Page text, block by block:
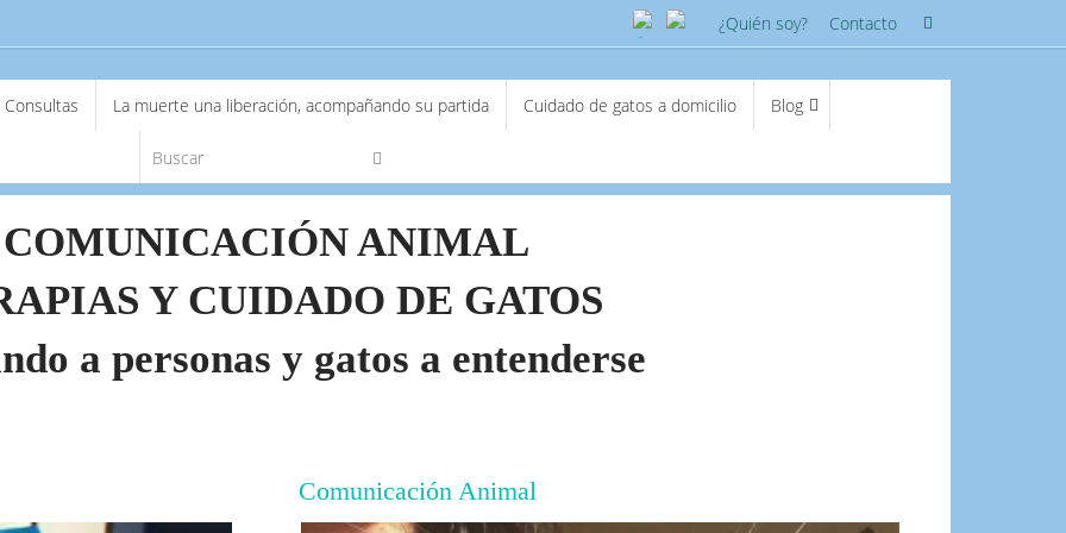
¿Quién soy? Contacto
para:
Buscar
Consultas La muerte una liberación, acompañando su partida Cuidado de gatos a domicilio Blog
Buscar
COMUNICACIÓN ANIMAL
Y CUIDADO DE GATOS
a personas y gatos a entenderse
Comunicación Animal